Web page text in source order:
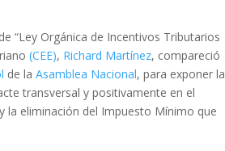
“Ley Orgánica de Incentivos Tributarios
(CEE), Richard Martínez, compareció
de laAsamblea Nacional, para exponer la
transversal y positivamente en el
la eliminación del Impuesto Mínimo que